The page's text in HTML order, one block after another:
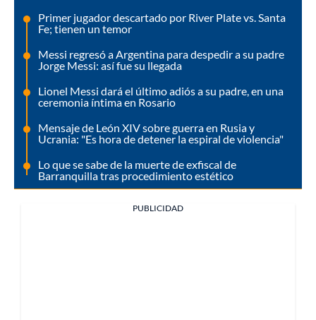
Primer jugador descartado por River Plate vs. Santa
Fe; tienen un temor
Messi regresó a Argentina para despedir a su padre
Jorge Messi: así fue su llegada
Lionel Messi dará el último adiós a su padre, en una
ceremonia íntima en Rosario
Mensaje de León XIV sobre guerra en Rusia y
Ucrania: "Es hora de detener la espiral de violencia"
Lo que se sabe de la muerte de exfiscal de
Barranquilla tras procedimiento estético
PUBLICIDAD